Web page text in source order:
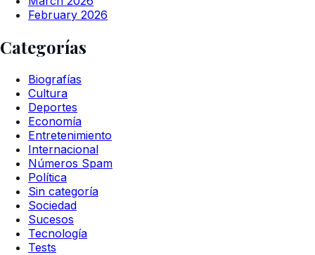
February 2026
Categorías
Biografías
Cultura
Deportes
Economía
Entretenimiento
Internacional
Números Spam
Política
Sin categoría
Sociedad
Sucesos
Tecnología
Tests